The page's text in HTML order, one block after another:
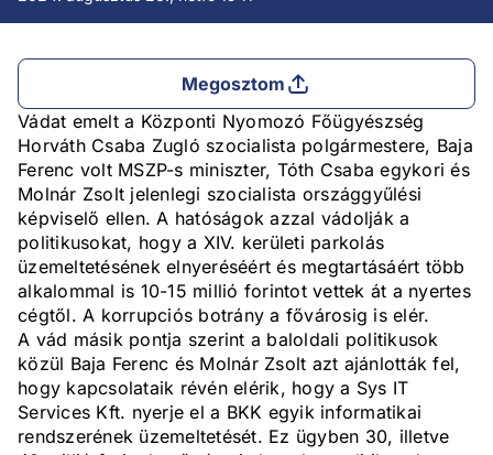
Megosztom
Vádat emelt a Központi Nyomozó Főügyészség
Horváth Csaba Zugló szocialista polgármestere, Baja
Ferenc volt MSZP-s miniszter, Tóth Csaba egykori és
Molnár Zsolt jelenlegi szocialista országgyűlési
képviselő ellen. A hatóságok azzal vádolják a
politikusokat, hogy a XIV. kerületi parkolás
üzemeltetésének elnyeréséért és megtartásáért több
alkalommal is 10-15 millió forintot vettek át a nyertes
cégtől. A korrupciós botrány a fővárosig is elér.
A vád másik pontja szerint a baloldali politikusok
közül Baja Ferenc és Molnár Zsolt azt ajánlották fel,
hogy kapcsolataik révén elérik, hogy a Sys IT
Services Kft. nyerje el a BKK egyik informatikai
rendszerének üzemeltetését. Ez ügyben 30, illetve